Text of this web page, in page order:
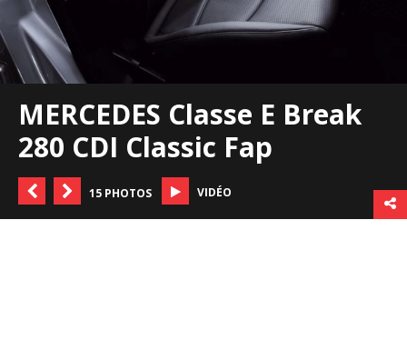
MERCEDES Classe E Break
280 CDI Classic Fap
15 PHOTOS VIDÉO